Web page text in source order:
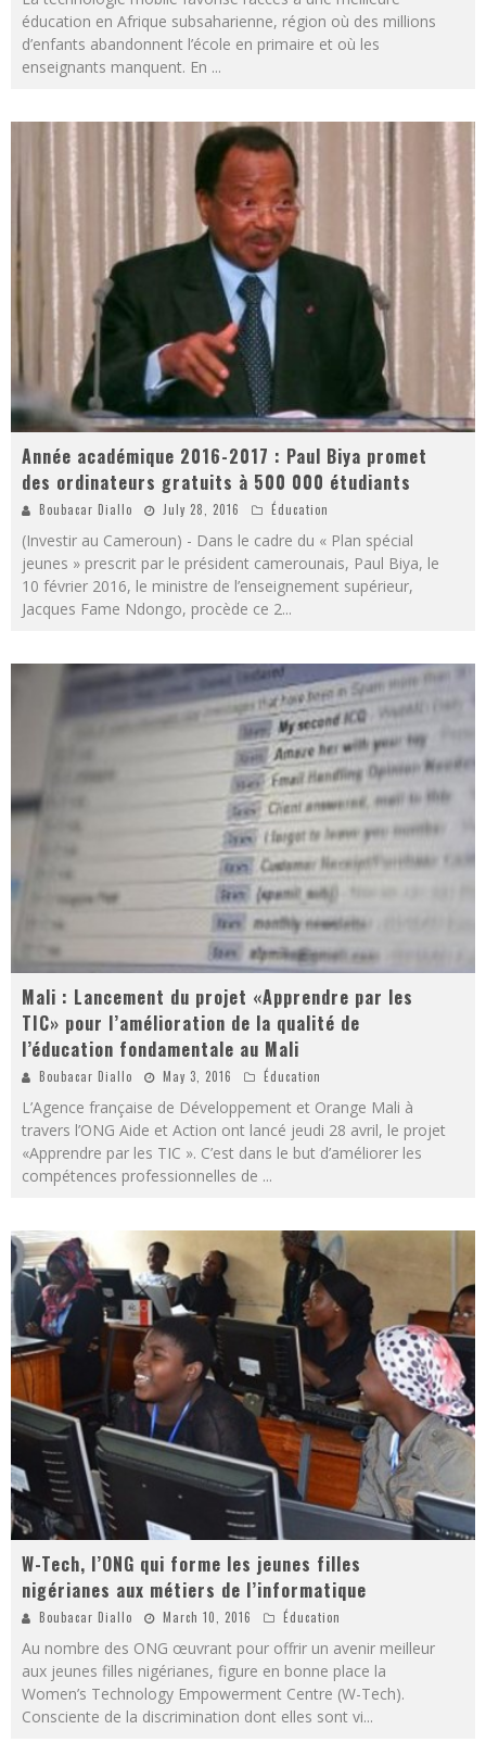
éducation en Afrique subsaharienne, région où des millions
d’enfants abandonnent l’école en primaire et où les
enseignants manquent. En ...
Année académique 2016-2017 : Paul Biya promet
des ordinateurs gratuits à 500 000 étudiants
Boubacar Diallo July 28, 2016 Éducation
(Investir au Cameroun) - Dans le cadre du « Plan spécial
jeunes » prescrit par le président camerounais, Paul Biya, le
10 février 2016, le ministre de l’enseignement supérieur,
Jacques Fame Ndongo, procède ce 2...
Mali : Lancement du projet «Apprendre par les
TIC» pour l’amélioration de la qualité de
l’éducation fondamentale au Mali
Boubacar Diallo May 3, 2016 Éducation
L’Agence française de Développement et Orange Mali à
travers l’ONG Aide et Action ont lancé jeudi 28 avril, le projet
«Apprendre par les TIC ». C’est dans le but d’améliorer les
compétences professionnelles de ...
W-Tech, l’ONG qui forme les jeunes filles
nigérianes aux métiers de l’informatique
Boubacar Diallo March 10, 2016 Éducation
Au nombre des ONG œuvrant pour offrir un avenir meilleur
aux jeunes filles nigérianes, figure en bonne place la
Women’s Technology Empowerment Centre (W-Tech).
Consciente de la discrimination dont elles sont vi...